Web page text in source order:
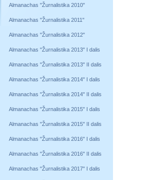
Almanachas "Žurnalistika 2010"
Almanachas "Žurnalistika 2011"
Almanachas "Žurnalistika 2012"
Almanachas "Žurnalistika 2013" I dalis
Almanachas "Žurnalistika 2013" II dalis
Almanachas "Žurnalistika 2014" I dalis
Almanachas "Žurnalistika 2014" II dalis
Almanachas "Žurnalistika 2015" I dalis
Almanachas "Žurnalistika 2015" II dalis
Almanachas "Žurnalistika 2016" I dalis
Almanachas "Žurnalistika 2016" II dalis
Almanachas "Žurnalistika 2017" I dalis